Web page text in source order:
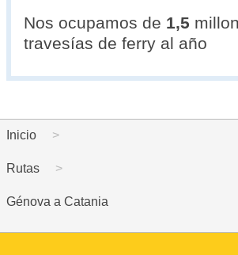
Nos ocupamos de 1,5
travesías de ferry al año
Inicio
Rutas
Génova a Catania